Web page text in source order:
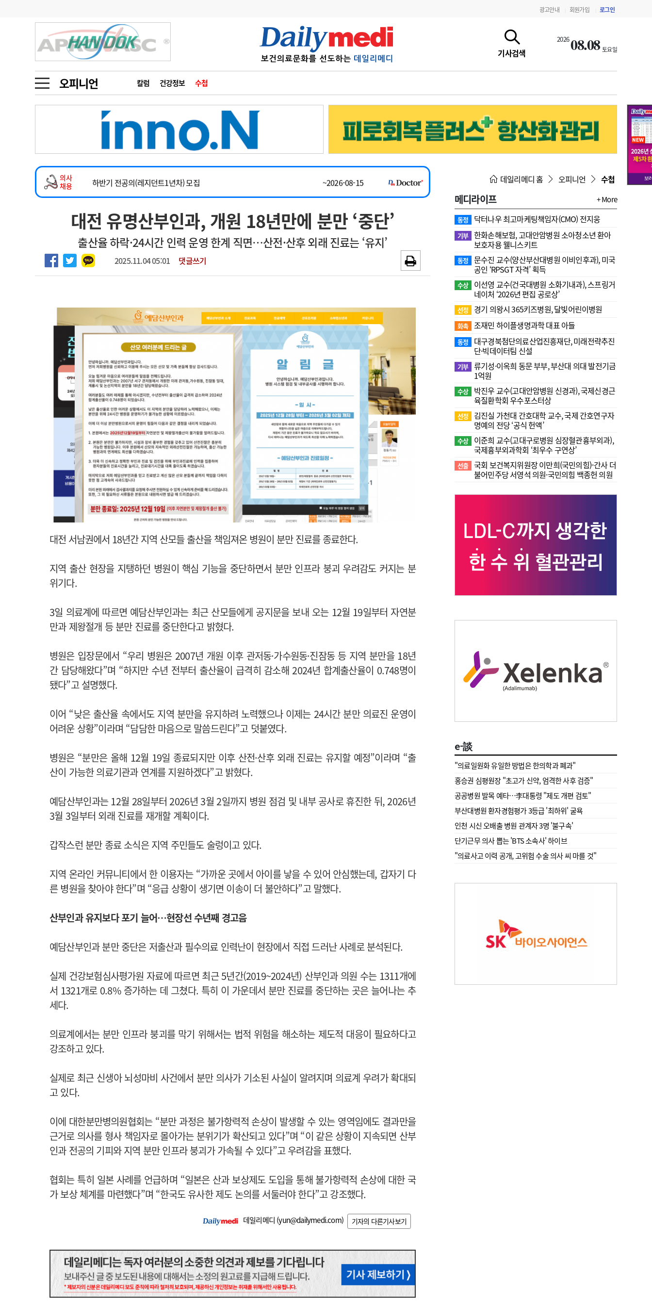
광고안내 회원가입 로그인
기사검색
202608.08 토요일
오피니언 칼럼 건강정보 수첩
금주의 검색어
1
의사인력 수급 추계
3
AI의료
4
전공의 모집 결과
6
관리급여 실시
수련환경 개선
의과대학 입시
메디인포 인사 사고
오피니언 칼럼 수첩
인물 초대석 피플
동영상뉴스
포토뉴스
메디 Hospital 지역병원 중소병원
인포메이션 행정처분 판례 정책/통계 공시 지침·기준·평가 약제급여 심사 결과
고객센터 회사소개 법적고지 광고안내
의사
채용
2026년 하반기 인턴 모집
~2026-08-31
마취통증의학과 임기제 임상의사 채용
채용시까지
소아청소년과(소아응급전담) 계약직 의사 공개채용
채용시까지
하반기 전공의(레지던트1년차) 모집
~2026-08-15
2026년 하반기 인턴 모집
~2026-08-31
마취통증의학과 임기제 임상의사 채용
채용시까지
대전 유명산부인과, 개원 18년만에 분만 ‘중단’
출산율 하락·24시간 인력 운영 한계 직면…산전·산후 외래 진료는 ‘유지’
2025.11.04 05:01 댓글쓰기
대전 서남권에서 18년간 지역 산모들 출산을 책임져온 병원이 분만 진료를 종료한다.
지역 출산 현장을 지탱하던 병원이 핵심 기능을 중단하면서 분만 인프라 붕괴 우려감도 커지는 분
위기다.
3일 의료계에 따르면 예담산부인과는 최근 산모들에게 공지문을 보내 오는 12월 19일부터 자연분
만과 제왕절개 등 분만 진료를 중단한다고 밝혔다.
병원은 입장문에서 “우리 병원은 2007년 개원 이후 관저동·가수원동·진잠동 등 지역 분만을 18년
간 담당해왔다”며 “하지만 수년 전부터 출산율이 급격히 감소해 2024년 합계출산율이 0.748명이
됐다”고 설명했다.
이어 “낮은 출산율 속에서도 지역 분만을 유지하려 노력했으나 이제는 24시간 분만 의료진 운영이
어려운 상황”이라며 “담담한 마음으로 말씀드린다”고 덧붙였다.
병원은 “분만은 올해 12월 19일 종료되지만 이후 산전·산후 외래 진료는 유지할 예정”이라며 “출
산이 가능한 의료기관과 연계를 지원하겠다”고 밝혔다.
예담산부인과는 12월 28일부터 2026년 3월 2일까지 병원 점검 및 내부 공사로 휴진한 뒤, 2026년
3월 3일부터 외래 진료를 재개할 계획이다.
갑작스런 분만 종료 소식은 지역 주민들도 술렁이고 있다.
지역 온라인 커뮤니티에서 한 이용자는 “가까운 곳에서 아이를 낳을 수 있어 안심했는데, 갑자기 다
른 병원을 찾아야 한다”며 “응급 상황이 생기면 이송이 더 불안하다”고 말했다.
산부인과 유지보다 포기 늘어…현장선 수년째 경고음
예담산부인과 분만 중단은 저출산과 필수의료 인력난이 현장에서 직접 드러난 사례로 분석된다.
실제 건강보험심사평가원 자료에 따르면 최근 5년간(2019~2024년) 산부인과 의원 수는 1311개에
서 1321개로 0.8% 증가하는 데 그쳤다. 특히 이 가운데서 분만 진료를 중단하는 곳은 늘어나는 추
세다.
의료계에서는 분만 인프라 붕괴를 막기 위해서는 법적 위험을 해소하는 제도적 대응이 필요하다고
강조하고 있다.
실제로 최근 신생아 뇌성마비 사건에서 분만 의사가 기소된 사실이 알려지며 의료계 우려가 확대되
고 있다.
이에 대한분만병의원협회는 “분만 과정은 불가항력적 손상이 발생할 수 있는 영역임에도 결과만을
근거로 의사를 형사 책임자로 몰아가는 분위기가 확산되고 있다”며 “이 같은 상황이 지속되면 산부
인과 전공의 기피와 지역 분만 인프라 붕괴가 가속될 수 있다”고 우려감을 표했다.
협회는 특히 일본 사례를 언급하며 “일본은 산과 보상제도 도입을 통해 불가항력적 손상에 대한 국
가 보상 체계를 마련했다”며 “한국도 유사한 제도 논의를 서둘러야 한다”고 강조했다.
데일리메디 (yun@dailymedi.com) 기자의 다른기사보기
데일리메디 홈 오피니언 수첩
메디라이프 + More
동정 닥터나우 최고마케팅책임자(CMO) 전지웅
기부 한화손해보험, 고대안암병원 소아청소년 환아
보호자용 웰니스키트
동정
문수진 교수( 양산부산대병원 이비인후과), 미국
공인 ‘RPSGT 자격’ 획득
수상
이선영 교수(건국대병원 소화기내과), 스프링거
네이처 ‘2026년 편집 공로상’
선정 경기 의왕시 365키즈병원, 달빛어린이병원
화촉 조재민 하이플생명과학 대표 아들
동정
대구경북첨단의료산업진흥재단, 미래전략추진
단·빅데이터팀 신설
기부 류기성·이옥희 동문 부부, 부산대 의대 발전기금
1억원
수상
박진우 교수(고대안암병원 신경과), 국제신경근
육질환학회 우수포스터상
선정
김진실 가천대 간호대학 교수, 국제 간호연구자
명예의 전당 ‘공식 헌액’
수상
이준희 교수(고대구로병원 심장혈관흉부외과),
국제흉부외과학회 ‘최우수 구연상’
선출 국회 보건복지위원장 이만희(국민의힘)-간사 더
불어민주당 서영석 의원·국민의힘 백종헌 의원
e-談
"의료일원화 유일한 방법은 한의학과 폐과"
홍승권 심평원장 " 초고가 신약, 엄격한 사후 검증"
공공병원 발목 예타…李대통령 "제도 개편 검토"
부산대병원 환자경험평가 3등급 '최하위' 굴욕
인천 시신 오배출 병원 관계자 3명 '불구속'
단기근무 의사 뽑는 'BTS 소속사' 하이브
"의료사고 이력 공개, 고위험 수술 의사 씨 마를 것"